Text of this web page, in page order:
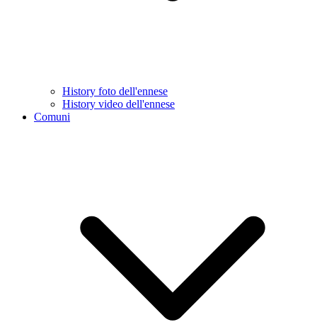
History foto dell'ennese
History video dell'ennese
Comuni